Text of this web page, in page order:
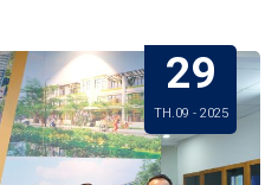
29
TH.09 - 2025